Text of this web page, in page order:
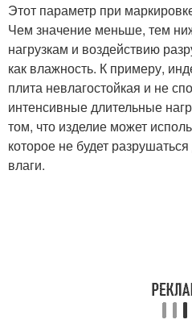
Этот параметр при
Чем значение меньше, тем
нагрузкам и воздействию
как влажность. К примеру,
плита невлагостойкая и не
интенсивные длительные
том, что изделие может
которое не будет
влаги.